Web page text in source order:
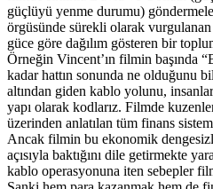
güçlüyü yenme durumu)
örgüsünde sürekli olarak
güce göre dağılım gösteren bir
Örneğin Vincent’ın filmin başında
kadar hattın sonunda ne olduğunu
altından giden kablo yolunu,
yapı olarak kodlarız. Filmde
üzerinden anlatılan tüm finans
Ancak filmin bu ekonomik
açısıyla baktığını dile getirmekte
kablo operasyonuna iten sebepler